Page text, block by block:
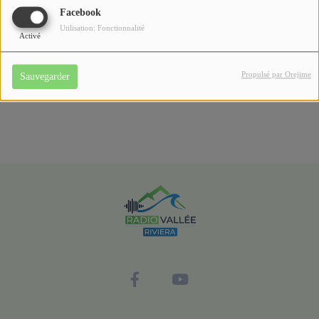
Facebook
Activé
Utilisation: Fonctionnalité
Sauvegarder Propulsé par Orejime
préparent et pensent l’avenir.